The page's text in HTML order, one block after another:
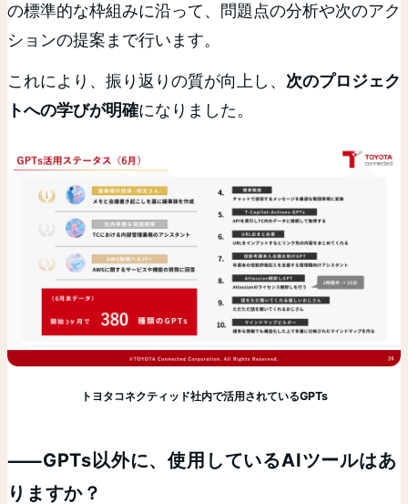
の標準的な枠組みに沿って、問題点の分析や次のアク
ションの提案まで行います。
これにより、振り返りの質が向上し、 次のプロジェク
トへの学びが明確になりました。
トヨタコネクティッド社内で活用されているGPTs
⸺GPTs以外に、使用しているAIツールはあ
りますか？